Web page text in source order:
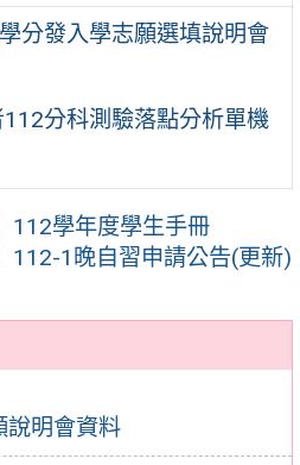
說明會資料
分發入學志願選填說明會
分科測驗落點分析單機
112學年度學生手冊
112-1晚自習申請公告(更新)